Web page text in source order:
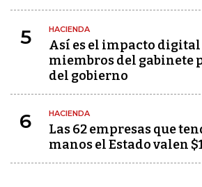
5 HACIENDA
Así es el impacto digital
miembros del gabinete
del gobierno
6 HACIENDA
Las 62 empresas que
manos el Estado valen